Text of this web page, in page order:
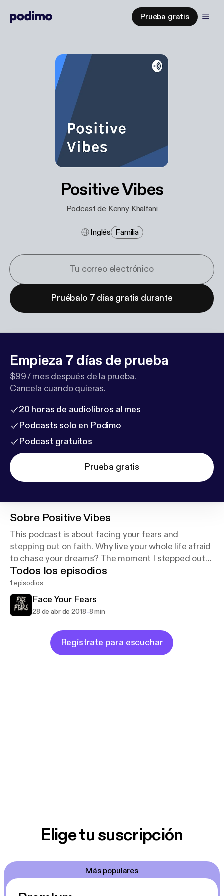
Prueba gratis
Positive Vibes
Podcast de Kenny Khalfani
Inglés Familia
Pruébalo 7 días gratis durante
Empieza 7 días de prueba
$99 / mes después de la prueba.
Cancela cuando quieras.
20 horas de audiolibros al mes
Podcasts solo en Podimo
Podcast gratuitos
Prueba gratis
Sobre Positive Vibes
This podcast is about facing your fears and
stepping out on faith. Why live your whole life afraid
to chase your dreams? The moment I stepped out
on faith is the moment when my life changed for
the better.
Todos los episodios
1 episodios
Face Your Fears
28 de abr de 2018-8 min
Regístrate para escuchar
Elige tu suscripción
Más populares